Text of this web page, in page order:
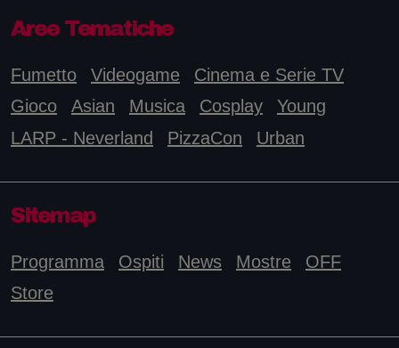
Aree Tematiche
Fumetto Videogame
Cinema e Serie TV
Gioco
Asian Musica Cosplay
Young
LARP - Neverland
PizzaCon Urban
Sitemap
Programma Ospiti News Mostre
OFF
Store